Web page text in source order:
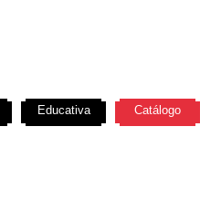
Educativa Catálogo